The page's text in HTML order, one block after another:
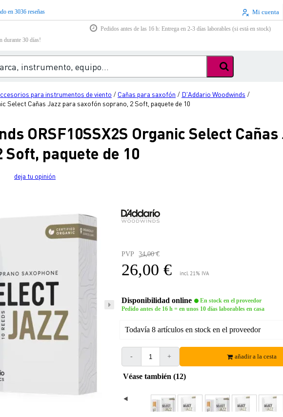
en 3036 reseñas Mi cuenta
Pedidos antes de las 16 h: Entrega en 2-3 días laborables (si está en stock)
durante 30 días!
para instrumentos de viento / Cañas para saxofón / D'Addario Woodwinds /
Select Cañas Jazz para saxofón soprano, 2 Soft, paquete de 10
ORSF10SSX2S Organic Select
paquete de 10
deja tu opinión
PVP 34,00 €
26,00 € incl. 21% IVA
Disponibilidad online
En stock en el proveedor
Pedido antes de 16 h = en unos 10 días laborables en casa
Todavía 8 artículos en stock en el proveedor
- + añadir a la cesta
Véase también (12)